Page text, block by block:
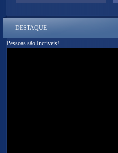
DESTAQUE
Pessoas são Incríveis!